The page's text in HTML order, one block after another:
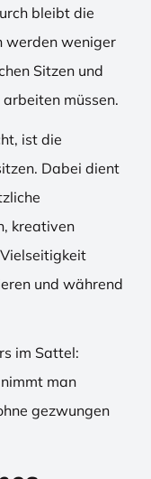
bleibt die
werden weniger
Sitzen und
müssen.
ist die
Dabei dient
kreativen
und während
im Sattel:
man
gezwungen